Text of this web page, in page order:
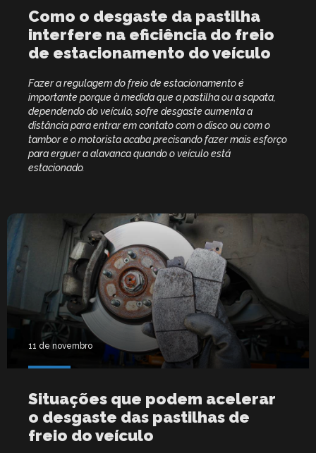
Como o desgaste da pastilha
interfere na eficiência do freio
de estacionamento do veículo
Fazer a regulagem do freio de estacionamento é
importante porque à medida que a pastilha ou a sapata,
dependendo do veículo, sofre desgaste aumenta a
distância para entrar em contato com o disco ou com o
tambor e o motorista acaba precisando fazer mais esforço
para erguer a alavanca quando o veículo está
estacionado.
11 de novembro
Situações que podem acelerar
o desgaste das pastilhas de
freio do veículo